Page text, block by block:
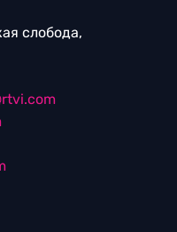
слобода,